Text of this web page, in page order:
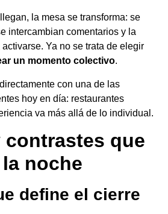
la mesa se transforma: se
intercambian comentarios y la
Ya no se trata de elegir
un momento colectivo.
con una de las
hoy en día: restaurantes
va más allá de lo individual.
contrastes que
noche
define el cierre